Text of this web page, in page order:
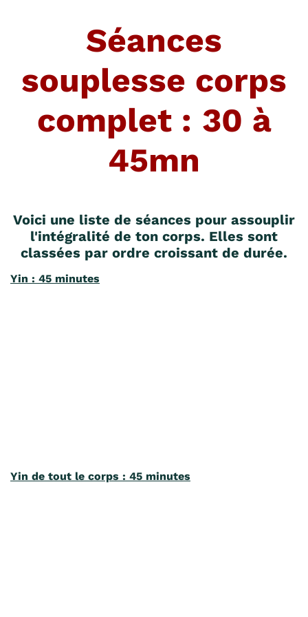
Séances
souplesse corps
complet : 30 à
45mn
Voici une liste de séances pour assouplir
l'intégralité de ton corps. Elles sont
classées par ordre croissant de durée.
Yin : 45 minutes
Yin de tout le corps : 45 minutes